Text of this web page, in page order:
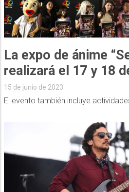
La expo de ánime
realizará el 17 y 18
15 de junio de 2023
El evento también incluye